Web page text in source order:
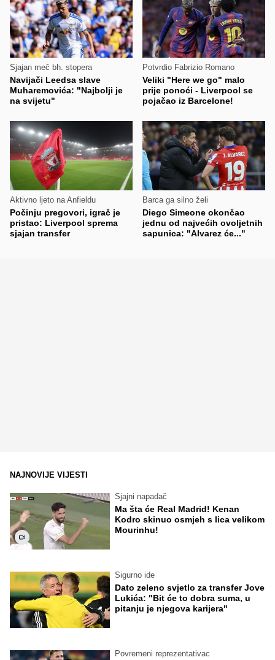
Sjajan meč bh. stopera
Navijači Leedsa slave
Muharemovića: "Najbolji je
na svijetu"
Potvrdio Fabrizio Romano
Veliki "Here we go" malo
prije ponoći - Liverpool se
pojačao iz Barcelone!
Aktivno ljeto na Anfieldu
Počinju pregovori, igrač je
pristao: Liverpool sprema
sjajan transfer
Barca ga silno želi
Diego Simeone okončao
jednu od najvećih ovoljetnih
sapunica: "Alvarez će..."
NAJNOVIJE VIJESTI
Sjajni napadač
Ma šta će Real Madrid! Kenan
Kodro skinuo osmjeh s lica velikom
Mourinhu!
Sigurno ide
Dato zeleno svjetlo za transfer Jove
Lukića: "Bit će to dobra suma, u
pitanju je njegova karijera"
Povremeni reprezentativac